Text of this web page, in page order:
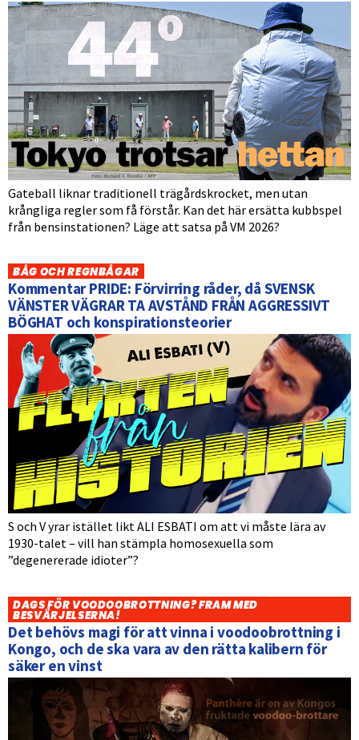
Gateball liknar traditionell trägårdskrocket, men utan
krångliga regler som få förstår. Kan det här ersätta kubbspel
från bensinstationen? Läge att satsa på VM 2026?
BÅG OCH REGNBÅGAR
Kommentar PRIDE: Förvirring råder, då SVENSK
VÄNSTER VÄGRAR TA AVSTÅND FRÅN AGGRESSIVT
BÖGHAT och konspirationsteorier
S och V yrar istället likt ALI ESBATI om att vi måste lära av
1930-talet – vill han stämpla homosexuella som
”degenererade idioter”?
DAGS FÖR VOODOOBROTTNING? FRAM MED
BESVÄRJELSERNA!
Det behövs magi för att vinna i voodoobrottning i
Kongo, och de ska vara av den rätta kalibern för
säker en vinst